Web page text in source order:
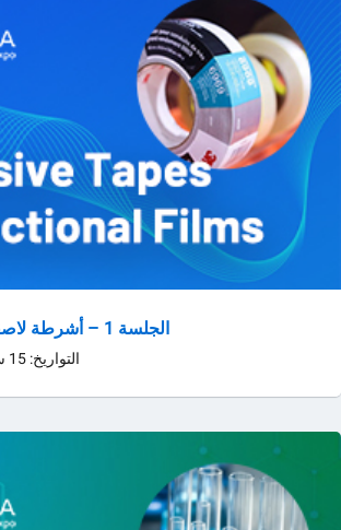
الجلسة 1 – أشرطة لاصقة وأفلام وظيفية
التواريخ: 15 سبتمبر 10:00-12:30